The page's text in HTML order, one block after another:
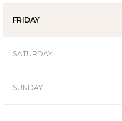
FRIDAY
SATURDAY
SUNDAY